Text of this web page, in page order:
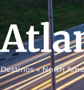
Destinos»North